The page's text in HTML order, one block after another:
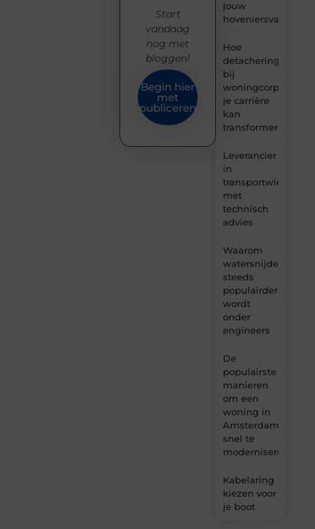
jouw
Hoe
detachering
bij
woningcorporaties
je carrière
kan
transformeren
Leverancier
in
transportwielen
met
technisch
advies
Waarom
watersnijden
steeds
populairder
wordt
onder
engineers
De
populairste
manieren
om een
woning in
Amsterdam
snel te
moderniseren
Kabelaring
kiezen voor
je boot
Start
vandaag
nog met
bloggen!
Begin hier
met
publiceren